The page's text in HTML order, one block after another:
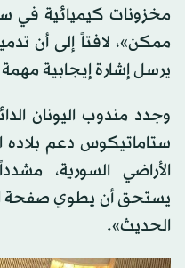
مخزونات كيميائية في
ممكن»، لافتاً إلى أن
يرسل إشارة إيجابية
وجدد مندوب اليونان
ستاماتيكوس دعم بلاده
الأراضي السورية،
يستحق أن يطوي صفحة
الحديث».